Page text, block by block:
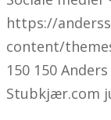
https://
content/
150 150
Stubkjær.com